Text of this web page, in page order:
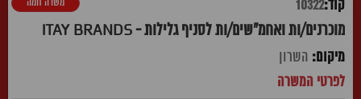
10322
מוכרנים/ות ואחמ"שים/ות לסניף גלילות - ITAY BRANDS
משרה חמה
השרון